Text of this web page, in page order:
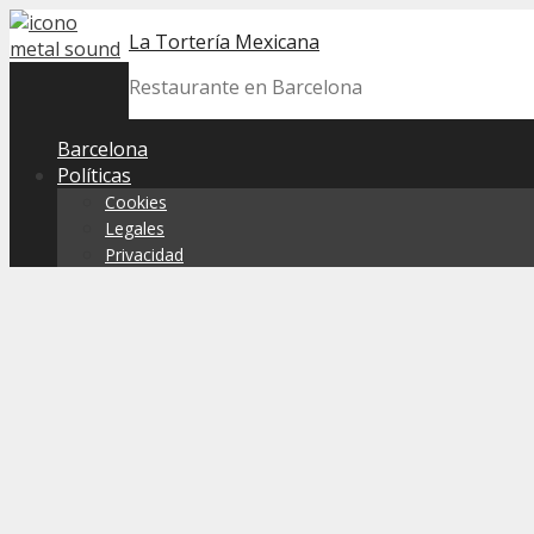
Skip
to
La Tortería Mexicana
Restaurante en Barcelona
Barcelona
Políticas
Cookies
Legales
Privacidad